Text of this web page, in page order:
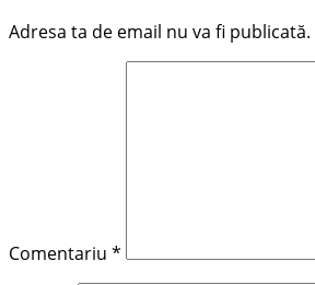
Adresa ta de email nu va fi publicată.
Comentariu *